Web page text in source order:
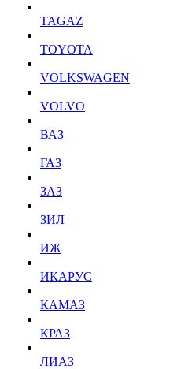
TAGAZ
TOYOTA
VOLKSWAGEN
VOLVO
ВАЗ
ГАЗ
ЗАЗ
ЗИЛ
ИЖ
ИКАРУС
КАМАЗ
КРАЗ
ЛИАЗ